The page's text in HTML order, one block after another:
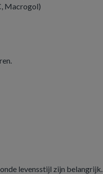
Macrogol)
levensstijl zijn belangrijk.